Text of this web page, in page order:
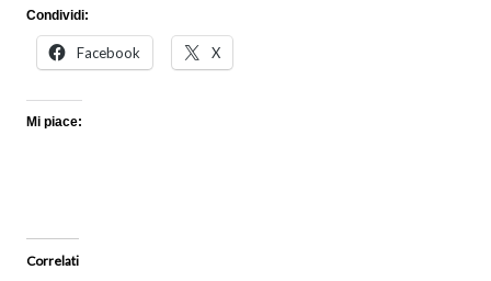
Condividi:
Facebook X
Mi piace:
Correlati